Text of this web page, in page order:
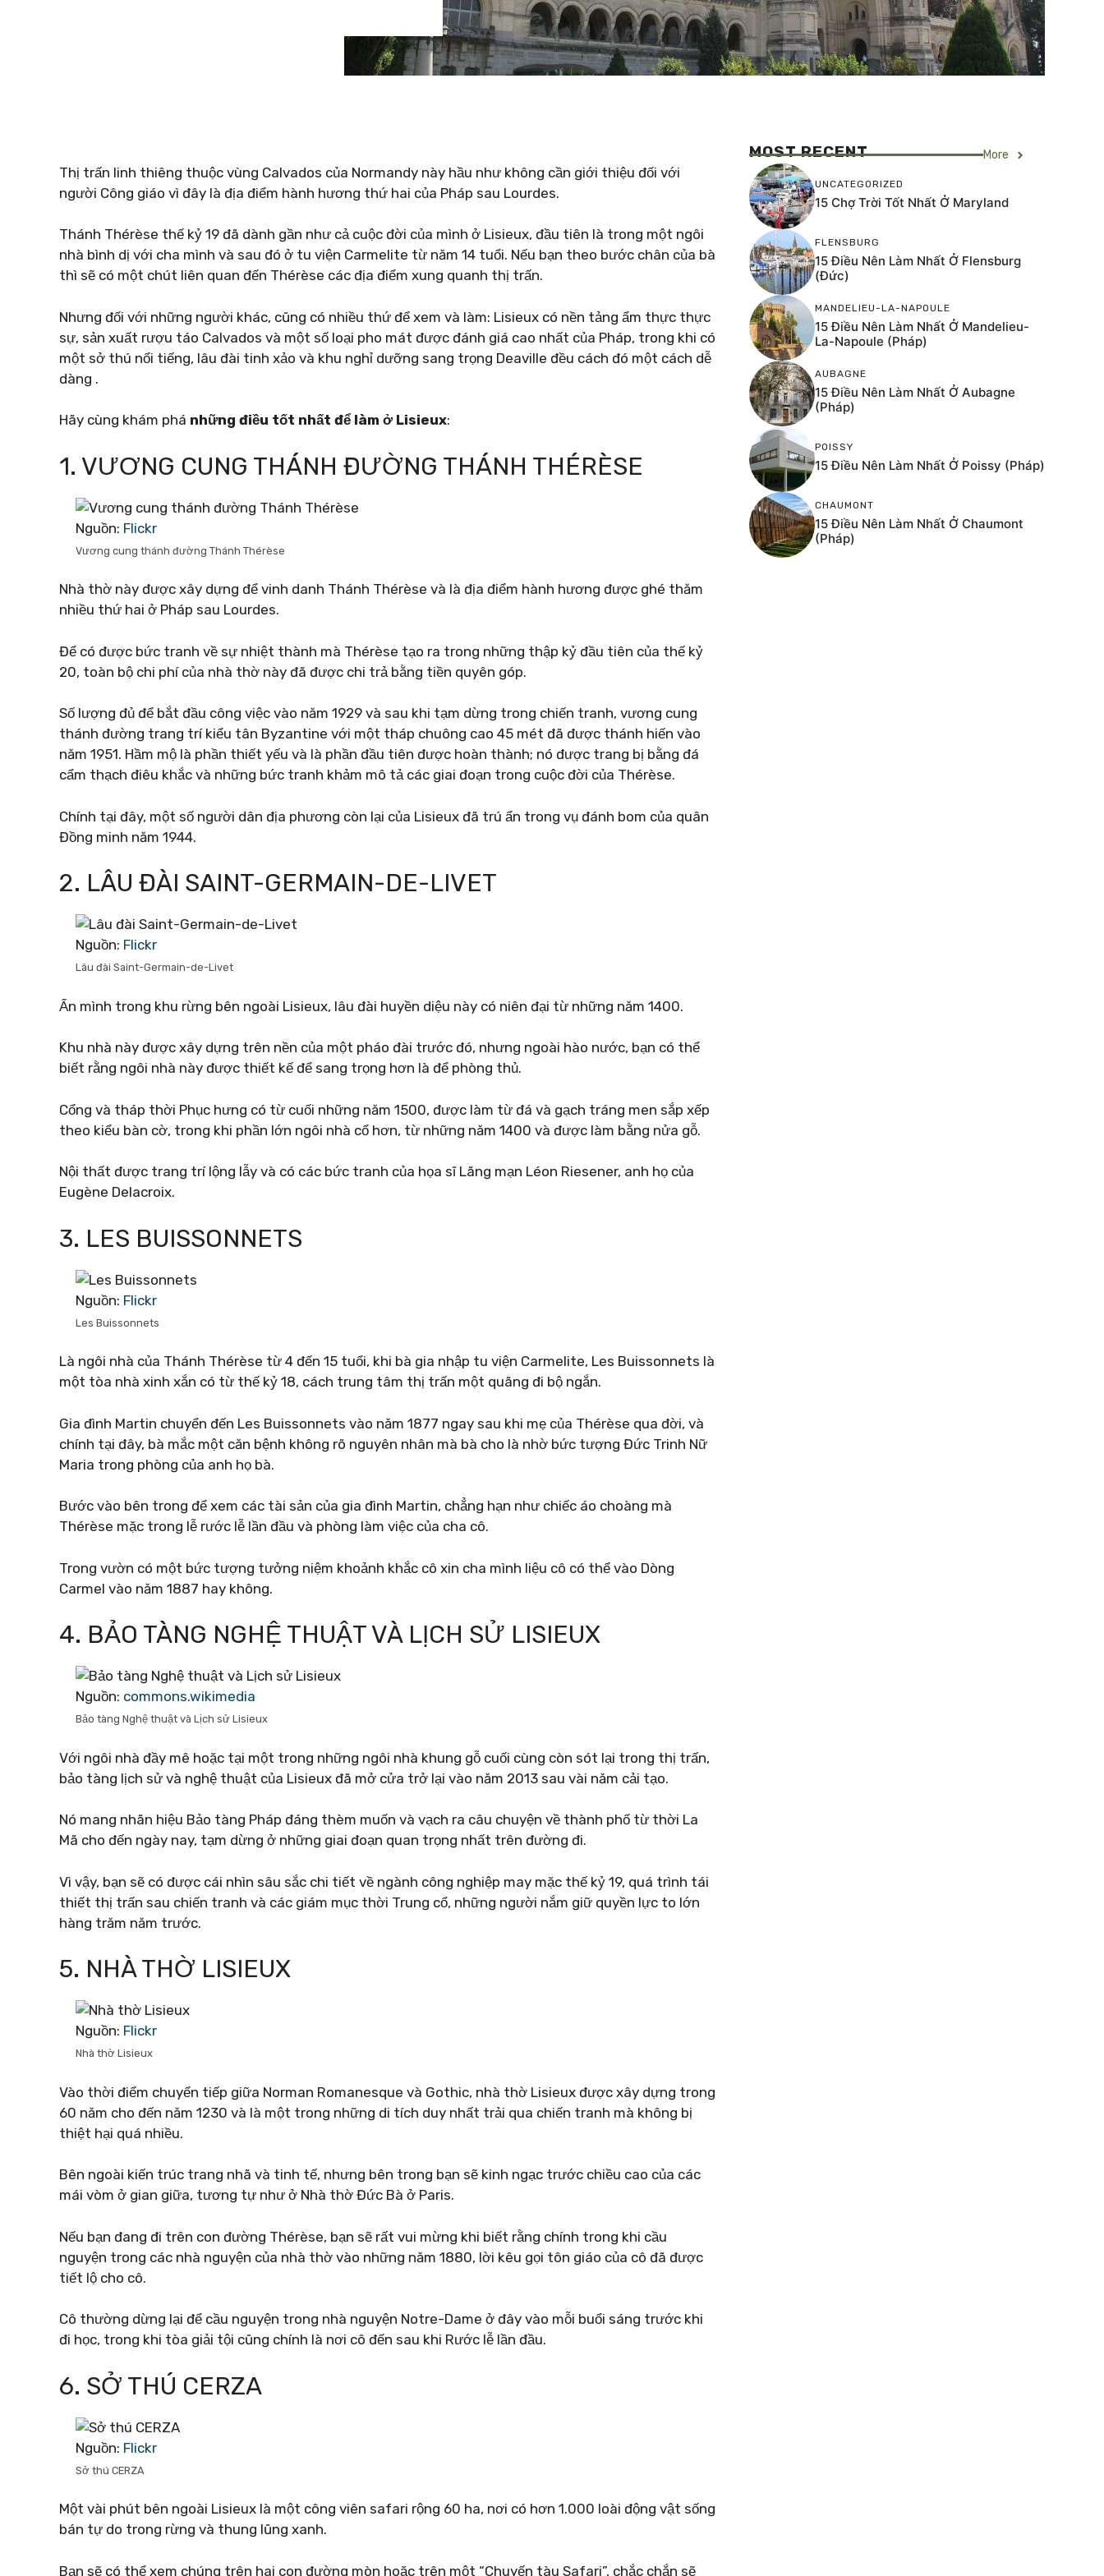
Thị trấn linh thiêng thuộc vùng Calvados của Normandy này hầu như không cần giới thiệu đối với
người Công giáo vì đây là địa điểm hành hương thứ hai của Pháp sau Lourdes.
Thánh Thérèse thế kỷ 19 đã dành gần như cả cuộc đời của mình ở Lisieux, đầu tiên là trong một ngôi
nhà bình dị với cha mình và sau đó ở tu viện Carmelite từ năm 14 tuổi. Nếu bạn theo bước chân của bà
thì sẽ có một chút liên quan đến Thérèse các địa điểm xung quanh thị trấn.
Nhưng đối với những người khác, cũng có nhiều thứ để xem và làm: Lisieux có nền tảng ẩm thực thực
sự, sản xuất rượu táo Calvados và một số loại pho mát được đánh giá cao nhất của Pháp, trong khi có
một sở thú nổi tiếng, lâu đài tinh xảo và khu nghỉ dưỡng sang trọng Deaville đều cách đó một cách dễ
dàng .
Hãy cùng khám phá những điều tốt nhất để làm ở Lisieux:
1. VƯƠNG CUNG THÁNH ĐƯỜNG THÁNH THÉRÈSE
Nguồn: Flickr
Vương cung thánh đường Thánh Thérèse
Nhà thờ này được xây dựng để vinh danh Thánh Thérèse và là địa điểm hành hương được ghé thăm
nhiều thứ hai ở Pháp sau Lourdes.
Để có được bức tranh về sự nhiệt thành mà Thérèse tạo ra trong những thập kỷ đầu tiên của thế kỷ
20, toàn bộ chi phí của nhà thờ này đã được chi trả bằng tiền quyên góp.
Số lượng đủ để bắt đầu công việc vào năm 1929 và sau khi tạm dừng trong chiến tranh, vương cung
thánh đường trang trí kiểu tân Byzantine với một tháp chuông cao 45 mét đã được thánh hiến vào
năm 1951. Hầm mộ là phần thiết yếu và là phần đầu tiên được hoàn thành; nó được trang bị bằng đá
cẩm thạch điêu khắc và những bức tranh khảm mô tả các giai đoạn trong cuộc đời của Thérèse.
Chính tại đây, một số người dân địa phương còn lại của Lisieux đã trú ẩn trong vụ đánh bom của quân
Đồng minh năm 1944.
2. LÂU ĐÀI SAINT-GERMAIN-DE-LIVET
Nguồn: Flickr
Lâu đài Saint-Germain-de-Livet
Ẩn mình trong khu rừng bên ngoài Lisieux, lâu đài huyền diệu này có niên đại từ những năm 1400.
Khu nhà này được xây dựng trên nền của một pháo đài trước đó, nhưng ngoài hào nước, bạn có thể
biết rằng ngôi nhà này được thiết kế để sang trọng hơn là để phòng thủ.
Cổng và tháp thời Phục hưng có từ cuối những năm 1500, được làm từ đá và gạch tráng men sắp xếp
theo kiểu bàn cờ, trong khi phần lớn ngôi nhà cổ hơn, từ những năm 1400 và được làm bằng nửa gỗ.
Nội thất được trang trí lộng lẫy và có các bức tranh của họa sĩ Lãng mạn Léon Riesener, anh họ của
Eugène Delacroix.
3. LES BUISSONNETS
Nguồn: Flickr
Les Buissonnets
Là ngôi nhà của Thánh Thérèse từ 4 đến 15 tuổi, khi bà gia nhập tu viện Carmelite, Les Buissonnets là
một tòa nhà xinh xắn có từ thế kỷ 18, cách trung tâm thị trấn một quãng đi bộ ngắn.
Gia đình Martin chuyển đến Les Buissonnets vào năm 1877 ngay sau khi mẹ của Thérèse qua đời, và
chính tại đây, bà mắc một căn bệnh không rõ nguyên nhân mà bà cho là nhờ bức tượng Đức Trinh Nữ
Maria trong phòng của anh họ bà.
Bước vào bên trong để xem các tài sản của gia đình Martin, chẳng hạn như chiếc áo choàng mà
Thérèse mặc trong lễ rước lễ lần đầu và phòng làm việc của cha cô.
Trong vườn có một bức tượng tưởng niệm khoảnh khắc cô xin cha mình liệu cô có thể vào Dòng
Carmel vào năm 1887 hay không.
4. BẢO TÀNG NGHỆ THUẬT VÀ LỊCH SỬ LISIEUX
Nguồn: commons.wikimedia
Bảo tàng Nghệ thuật và Lịch sử Lisieux
Với ngôi nhà đầy mê hoặc tại một trong những ngôi nhà khung gỗ cuối cùng còn sót lại trong thị trấn,
bảo tàng lịch sử và nghệ thuật của Lisieux đã mở cửa trở lại vào năm 2013 sau vài năm cải tạo.
Nó mang nhãn hiệu Bảo tàng Pháp đáng thèm muốn và vạch ra câu chuyện về thành phố từ thời La
Mã cho đến ngày nay, tạm dừng ở những giai đoạn quan trọng nhất trên đường đi.
Vì vậy, bạn sẽ có được cái nhìn sâu sắc chi tiết về ngành công nghiệp may mặc thế kỷ 19, quá trình tái
thiết thị trấn sau chiến tranh và các giám mục thời Trung cổ, những người nắm giữ quyền lực to lớn
hàng trăm năm trước.
5. NHÀ THỜ LISIEUX
Nguồn: Flickr
Nhà thờ Lisieux
Vào thời điểm chuyển tiếp giữa Norman Romanesque và Gothic, nhà thờ Lisieux được xây dựng trong
60 năm cho đến năm 1230 và là một trong những di tích duy nhất trải qua chiến tranh mà không bị
thiệt hại quá nhiều.
Bên ngoài kiến ​​trúc trang nhã và tinh tế, nhưng bên trong bạn sẽ kinh ngạc trước chiều cao của các
mái vòm ở gian giữa, tương tự như ở Nhà thờ Đức Bà ở Paris.
Nếu bạn đang đi trên con đường Thérèse, bạn sẽ rất vui mừng khi biết rằng chính trong khi cầu
nguyện trong các nhà nguyện của nhà thờ vào những năm 1880, lời kêu gọi tôn giáo của cô đã được
tiết lộ cho cô.
Cô thường dừng lại để cầu nguyện trong nhà nguyện Notre-Dame ở đây vào mỗi buổi sáng trước khi
đi học, trong khi tòa giải tội cũng chính là nơi cô đến sau khi Rước lễ lần đầu.
6. SỞ THÚ CERZA
Nguồn: Flickr
Sở thú CERZA
Một vài phút bên ngoài Lisieux là một công viên safari rộng 60 ha, nơi có hơn 1.000 loài động vật sống
bán tự do trong rừng và thung lũng xanh.
Bạn sẽ có thể xem chúng trên hai con đường mòn hoặc trên một “Chuyến tàu Safari”, chắc chắn sẽ
MOST RECENT More
UNCATEGORIZED
15 Chợ Trời Tốt Nhất Ở Maryland
FLENSBURG
15 Điều Nên Làm Nhất Ở Flensburg
(Đức)
MANDELIEU-LA-NAPOULE
15 Điều Nên Làm Nhất Ở Mandelieu-
La-Napoule (Pháp)
AUBAGNE
15 Điều Nên Làm Nhất Ở Aubagne
(Pháp)
POISSY
15 Điều Nên Làm Nhất Ở Poissy (Pháp)
CHAUMONT
15 Điều Nên Làm Nhất Ở Chaumont
(Pháp)